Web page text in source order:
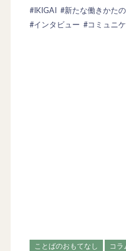
#IKIGAI #新たな働きかた
#インタビュー #コミュニ
ことばのおもてなし コラ